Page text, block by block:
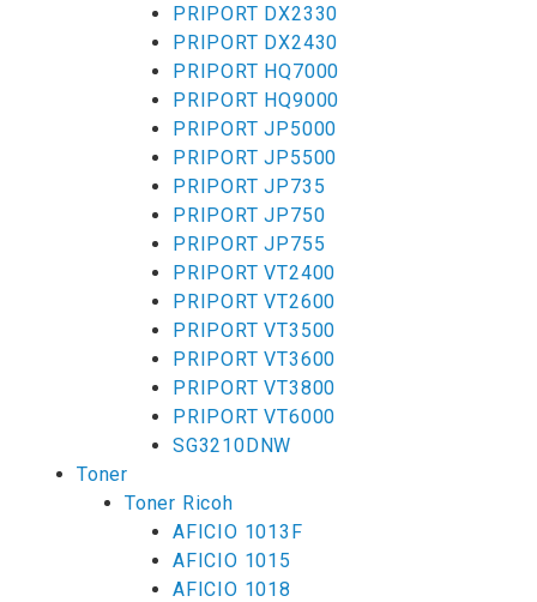
PRIPORT DX2330
PRIPORT DX2430
PRIPORT HQ7000
PRIPORT HQ9000
PRIPORT JP5000
PRIPORT JP5500
PRIPORT JP735
PRIPORT JP750
PRIPORT JP755
PRIPORT VT2400
PRIPORT VT2600
PRIPORT VT3500
PRIPORT VT3600
PRIPORT VT3800
PRIPORT VT6000
SG3210DNW
Toner
Toner Ricoh
AFICIO 1013F
AFICIO 1015
AFICIO 1018